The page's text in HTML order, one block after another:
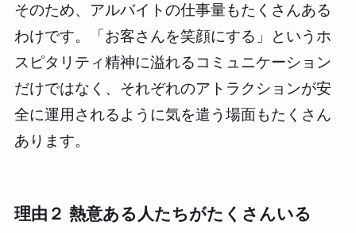
そのため、アルバイトの仕事量もたくさんある
わけです。「お客さんを笑顔にする」というホ
スピタリティ精神に溢れるコミュニケーション
だけではなく、それぞれのアトラクションが安
全に運用されるように気を遣う場面もたくさん
あります。
理由２ 熱意ある人たちがたくさんいる